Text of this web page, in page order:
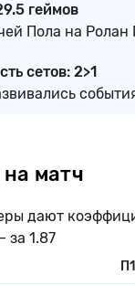
геймов
Пола на
сетов: 2>1
матч
дают
за 1.87
П1